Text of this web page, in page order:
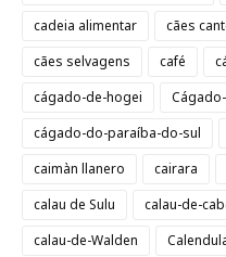
cadeia alimentar
cães
cães selvagens
café
cágado-de-hogei
cágado-do-paraíba-do-sul
caimàn llanero
cairara
calau de Sulu
calau-de-
calau-de-Walden